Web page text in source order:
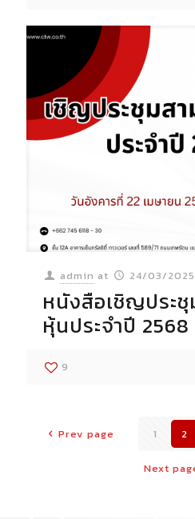
admin at 24/03/2025
หนังสือเชิญประ
หุ้นประจำปี 2568
9
Prev page 1 2
Next